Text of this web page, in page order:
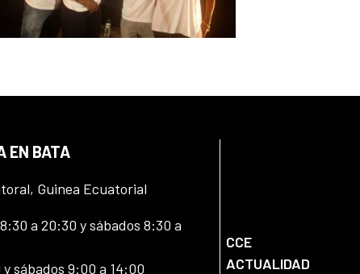
EN BATA
Guinea Ecuatorial
a 20:30 y sábados 8:30 a
sábados 9:00 a 14:00
CCE
ACTUALIDAD